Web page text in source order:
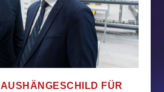
FÜR